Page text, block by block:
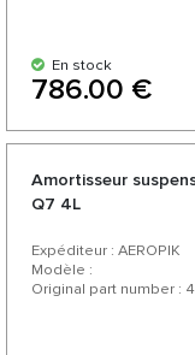
En stock
786.00 €
Amortisseur
Q7 4L
Expéditeur : AEROPIK
Modèle :
Original part number :